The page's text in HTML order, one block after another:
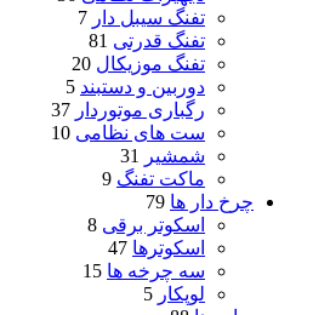
تفنگ سیبل دار 7
تفنگ قدرتی 81
تفنگ موزیکال 20
دوربین و دستبند 5
رگباری موتوردار 37
ست های نظامی 10
شمشیر 31
ماکت تفنگ 9
چرخ دار ها 79
اسکوتر برقی 8
اسکوترها 47
سه چرخه ها 15
لوپکار 5